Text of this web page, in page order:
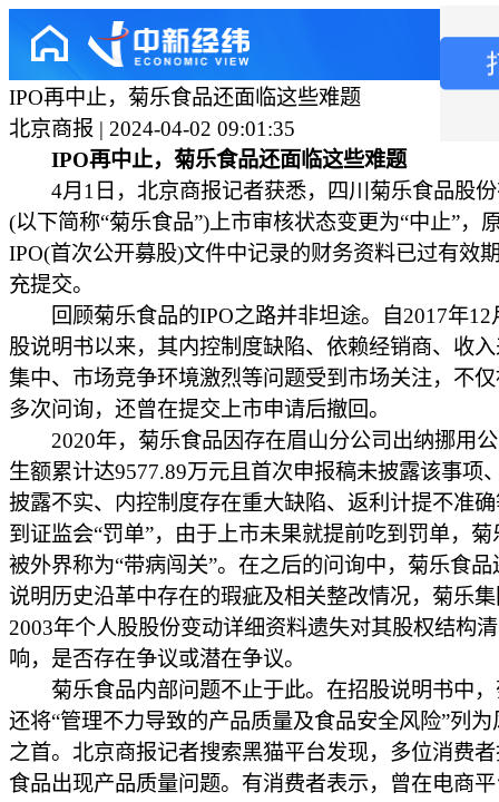
IPO再中止，菊乐食品还面临这些难题
北京商报 | 2024-04-02 09:01:35
IPO再中止，菊乐食品还面临这些难题
4月1日，北京商报记者获悉，四川菊乐食品股份
(以下简称“菊乐食品”)上市审核状态变更为“中止”，
IPO(首次公开募股)文件中记录的财务资料已过有效
充提交。
回顾菊乐食品的IPO之路并非坦途。自2017年12
股说明书以来，其内控制度缺陷、依赖经销商、收
集中、市场竞争环境激烈等问题受到市场关注，不
多次问询，还曾在提交上市申请后撤回。
2020年，菊乐食品因存在眉山分公司出纳挪用
生额累计达9577.89万元且首次申报稿未披露该事项
披露不实、内控制度存在重大缺陷、返利计提不准
到证监会“罚单”，由于上市未果就提前吃到罚单，菊
被外界称为“带病闯关”。在之后的问询中，菊乐食品
说明历史沿革中存在的瑕疵及相关整改情况，菊乐
2003年个人股股份变动详细资料遗失对其股权结构
响，是否存在争议或潜在争议。
菊乐食品内部问题不止于此。在招股说明书中，
还将“管理不力导致的产品质量及食品安全风险”列为
之首。北京商报记者搜索黑猫平台发现，多位消费
食品出现产品质量问题。有消费者表示，曾在电商